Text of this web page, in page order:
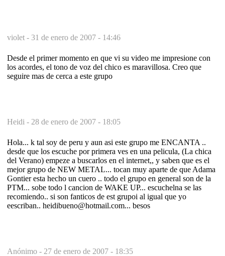
violet - 31 de enero de 2007 - 14:46
Desde el primer momento en que vi su video me impresione con
los acordes, el tono de voz del chico es maravillosa. Creo que
seguire mas de cerca a este grupo
Heidi - 28 de enero de 2007 - 18:05
Hola... k tal soy de peru y aun asi este grupo me ENCANTA ..
desde que los escuche por primera ves en una pelicula, (La chica
del Verano) empeze a buscarlos en el internet,, y saben que es el
mejor grupo de NEW METAL... tocan muy aparte de que Adama
Gontier esta hecho un cuero .. todo el grupo en general son de la
PTM... sobe todo l cancion de WAKE UP... escuchelna se las
recomiendo.. si son fanticos de est grupoi al igual que yo
eescriban.. heidibueno@hotmail.com... besos
Anónimo - 27 de enero de 2007 - 18:35